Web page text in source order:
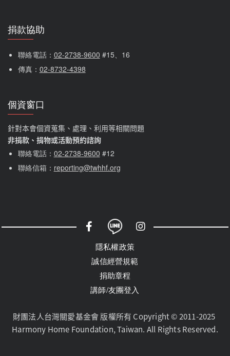
捐款協助
聯絡電話： 02-2738-9600 #15、16
傳真： 02-8732-4398
個資窗口
針對本會個資蒐集、處理、利用等相關問題
非捐款、捐物或活動預約諮詢
聯絡電話： 02-2738-9600 #12
聯絡信箱： reporting@twhhf.org
社群選單
隱私權政策
誠信經營規範
捐助章程
講師/友團登入
財團法人台灣關愛基金會 版權所有 Copyright © 2011-2025
Harmony Home Foundation, Taiwan. All Rights Reserved.